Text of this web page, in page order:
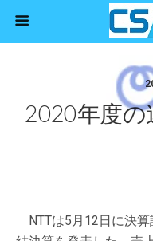
2020年度の
NTTは5月12日に決算